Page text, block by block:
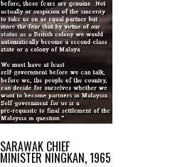
SARAWAK CHIEF
MINISTER NINGKAN, 1965